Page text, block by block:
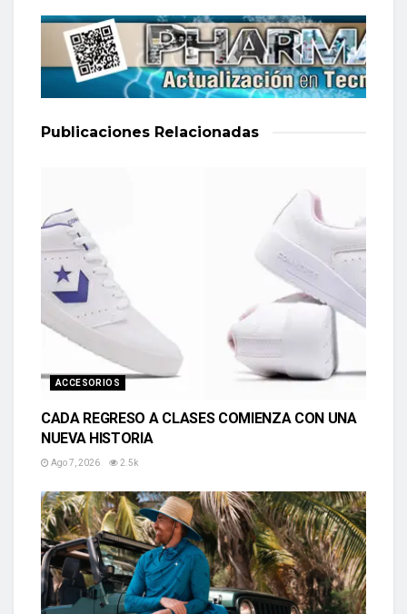
Publicaciones Relacionadas
ACCESORIOS
CADA REGRESO A CLASES COMIENZA CON UNA
NUEVA HISTORIA
Ago 7, 2026 2.5k